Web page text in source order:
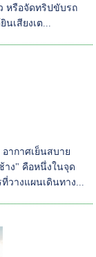
หรือจัดทริปขับรถ
นเสียงเต...
ากาศเย็นสบาย
าง" คือหนึ่งในจุด
วางแผนเดินทาง...